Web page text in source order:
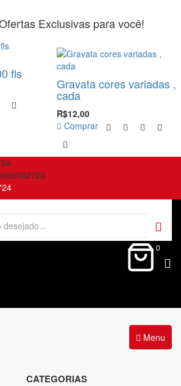
Exclusivas para você!
fls
Gravata cores variadas ,
cada
R$12,00
Comprar
0
Menu
CATEGORIAS